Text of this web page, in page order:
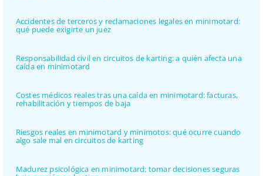
Accidentes de terceros y reclamaciones legales en minimotard:
qué puede exigirte un juez
Responsabilidad civil en circuitos de karting: a quién afecta una
caída en minimotard
Costes médicos reales tras una caída en minimotard: facturas,
rehabilitación y tiempos de baja
Riesgos reales en minimotard y minimotos: qué ocurre cuando
algo sale mal en circuitos de karting
Madurez psicológica en minimotard: tomar decisiones seguras